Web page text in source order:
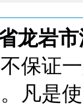
龙岩
保证
凡是